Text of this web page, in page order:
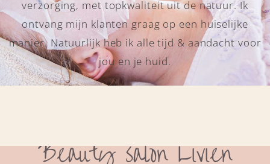
verzorging, met topkwaliteit uit de natuur. Ik
ontvang mijn klanten graag op een huiselijke
manier. Natuurlijk heb ik alle tijd & aandacht voor
jou en je huid.
Beauty salon Livien